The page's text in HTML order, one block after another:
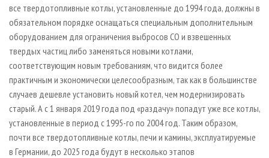
все твердотопливные котлы, установленные до 1994 года, должны в
обязательном порядке оснащаться специальным дополнительным
оборудованием для ограничения выбросов СО и взвешенных
твердых частиц либо заменяться новыми котлами,
соответствующим новым требованиям, что видится более
практичным и экономически целесообразным, так как в большинстве
случаев дешевле установить новый котел, чем модернизировать
старый. А с 1 января 2019 года под «раздачу» попадут уже все котлы,
установленные в период с 1995-го по 2004 год. Таким образом,
почти все твердотопливные котлы, печи и камины, эксплуатируемые
в Германии, до 2025 года будут в несколько этапов